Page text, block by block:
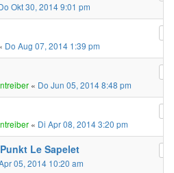
Okt 30, 2014 9:01 pm
Do Aug 07, 2014 1:39 pm
« Do Jun 05, 2014 8:48 pm
« Di Apr 08, 2014 3:20 pm
Le Sapelet
05, 2014 10:20 am